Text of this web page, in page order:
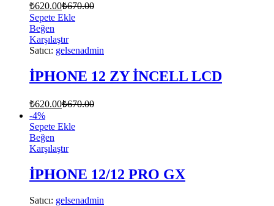
₺620.00₺670.00
Sepete Ekle
Beğen
Karşılaştır
Satıcı: gelsenadmin
İPHONE 12 ZY İNCELL LCD
₺620.00₺670.00
-4%
Sepete Ekle
Beğen
Karşılaştır
İPHONE 12/12 PRO GX
Satıcı: gelsenadmin